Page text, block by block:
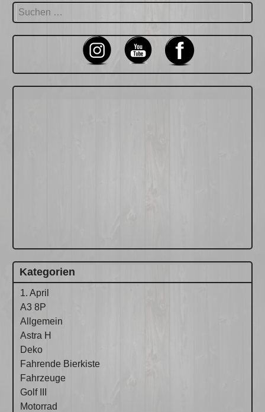
Suchen
nach:
Kategorien
1. April
A3 8P
Allgemein
Astra H
Deko
Fahrende Bierkiste
Fahrzeuge
Golf III
Motorrad